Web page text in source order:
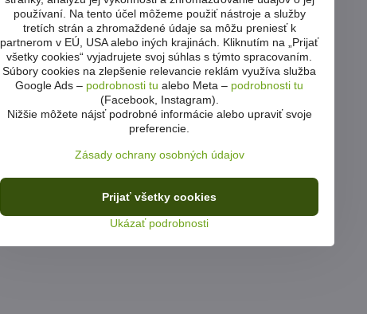
používaní. Na tento účel môžeme použiť nástroje a služby
tretích strán a zhromaždené údaje sa môžu preniesť k
partnerom v EÚ, USA alebo iných krajinách. Kliknutím na „Prijať
všetky cookies“ vyjadrujete svoj súhlas s týmto spracovaním.
Súbory cookies na zlepšenie relevancie reklám využíva služba
Google Ads – podrobnosti tu alebo Meta – podrobnosti tu
(Facebook, Instagram).
Nižšie môžete nájsť podrobné informácie alebo upraviť svoje
preferencie.
Zásady ochrany osobných údajov
Ukázať podrobnosti
Prijať všetky cookies